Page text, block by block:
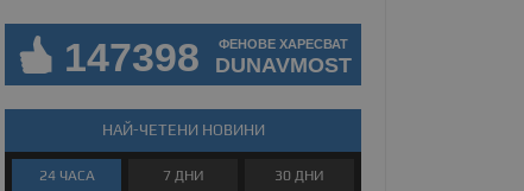
147398 ФЕНОВЕ ХАРЕСВАТ
DUNAVMOST
НАЙ-ЧЕТЕНИ НОВИНИ
24 ЧАСА 7 ДНИ 30 ДНИ